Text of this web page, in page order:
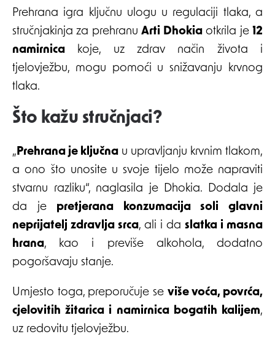
Prehrana igra ključnu ulogu u regulaciji tlaka, a
stručnjakinja za prehranuArti Dhokiaotkrila je 12
namirnica koje, uz zdrav način života i
tjelovježbu, mogu pomoći u snižavanju krvnog
tlaka.
Što kažu stručnjaci?
„Prehrana je ključna u upravljanju krvnim tlakom,
a ono što unosite u svoje tijelo može napraviti
stvarnu razliku“, naglasila je Dhokia. Dodala je
da je pretjerana konzumacija soli glavni
neprijatelj zdravlja srca, ali i da slatka i masna
hrana, kao i previše alkohola, dodatno
pogoršavaju stanje.
Umjesto toga, preporučuje se više voća, povrća,
cjelovitih žitarica i namirnica bogatih kalijem,
uz redovitu tjelovježbu.